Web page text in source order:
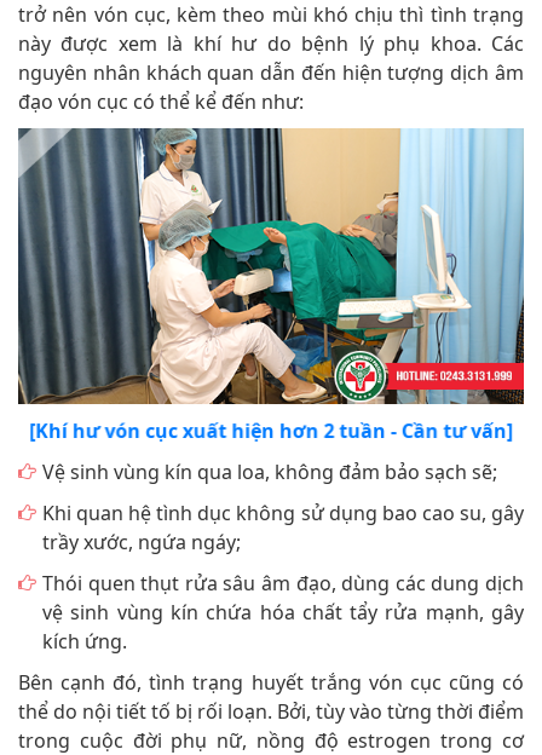
trở nên vón cục, kèm theo mùi khó chịu thì tình trạng
này được xem là khí hư do bệnh lý phụ khoa. Các
nguyên nhân khách quan dẫn đến hiện tượng dịch âm
đạo vón cục có thể kể đến như:
[Khí hư vón cục xuất hiện hơn 2 tuần - Cần tư vấn]
Vệ sinh vùng kín qua loa, không đảm bảo sạch sẽ;
Khi quan hệ tình dục không sử dụng bao cao su, gây
trầy xước, ngứa ngáy;
Thói quen thụt rửa sâu âm đạo, dùng các dung dịch
vệ sinh vùng kín chứa hóa chất tẩy rửa mạnh, gây
kích ứng.
Bên cạnh đó, tình trạng huyết trắng vón cục cũng có
thể do nội tiết tố bị rối loạn. Bởi, tùy vào từng thời điểm
trong cuộc đời phụ nữ, nồng độ estrogen trong cơ